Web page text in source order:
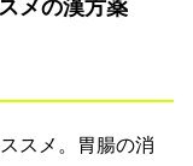
メの漢方薬
スメ。胃腸の消